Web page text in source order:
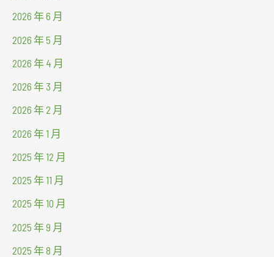
2026 年 6 月
2026 年 5 月
2026 年 4 月
2026 年 3 月
2026 年 2 月
2026 年 1 月
2025 年 12 月
2025 年 11 月
2025 年 10 月
2025 年 9 月
2025 年 8 月